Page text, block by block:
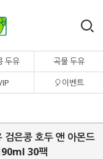
두유
곡물 두유
🎈이벤트
검은콩 호두 앤 아몬드
30팩